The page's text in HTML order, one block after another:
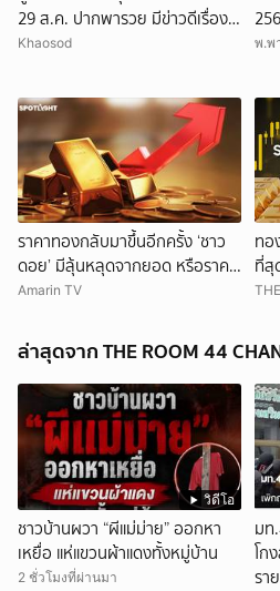
29 ส.ค. ปากพารวย มีข่าวดีเรื่อง
เงิน-ค้าขาย
Khaosod พ.พ
ราคาทองกลับมาขึ้นอีกครั้ง ‘ชาว
ดอย’ มีลุ้นหลุดจากยอด หรือราคา
จะลงอีก?
Amarin TV
ทอ
ที่สุ
ดอ
ล่าสุดจาก THE ROOM 44
วิดีโอ
ชาวบ้านผวา “ผีแม่ม่าย” ออกหา
เหยื่อ แห่แขวนผ้าแดงทั้งหมู่บ้าน
2 ชั่วโมงที่ผ่านมา
มท
โก
รา